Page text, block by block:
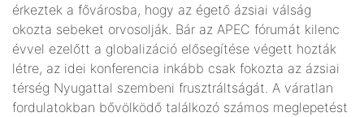
érkeztek a fővárosba, hogy az égető ázsiai válság
okozta sebeket orvosolják. Bár az APEC fórumát kilenc
évvel ezelőtt a globalizáció elősegítése végett hozták
létre, az idei konferencia inkább csak fokozta az ázsiai
térség Nyugattal szembeni frusztráltságát. A váratlan
fordulatokban bővölködő találkozó számos meglepetést